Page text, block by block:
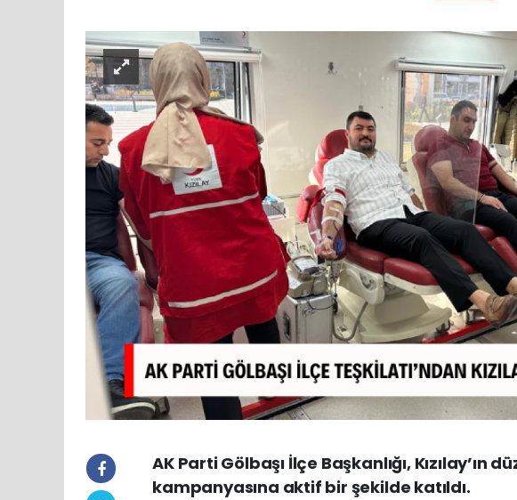
AK Parti Gölbaşı İlçe Başkanlığı, Kızılay’ın
kampanyasına aktif bir şekilde katıldı.